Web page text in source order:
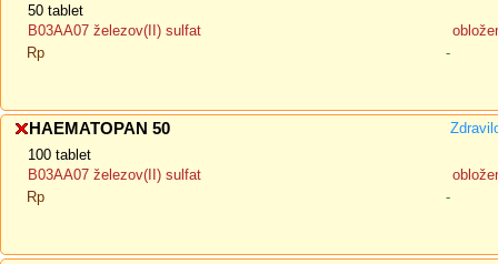
50 tablet
B03AA07 železov(II) sulfat
Rp
-
HAEMATOPAN 50
100 tablet
B03AA07 železov(II) sulfat
Rp
-